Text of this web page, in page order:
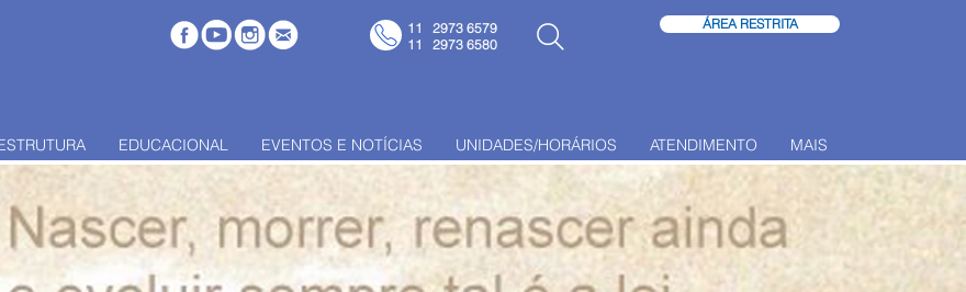
ÁREA RESTRITA
EDUCACIONAL EVENTOS E NOTÍCIAS UNIDADES/HORÁRIOS ATENDIMENTO MAIS
11 2973 6579
11 2973 6580